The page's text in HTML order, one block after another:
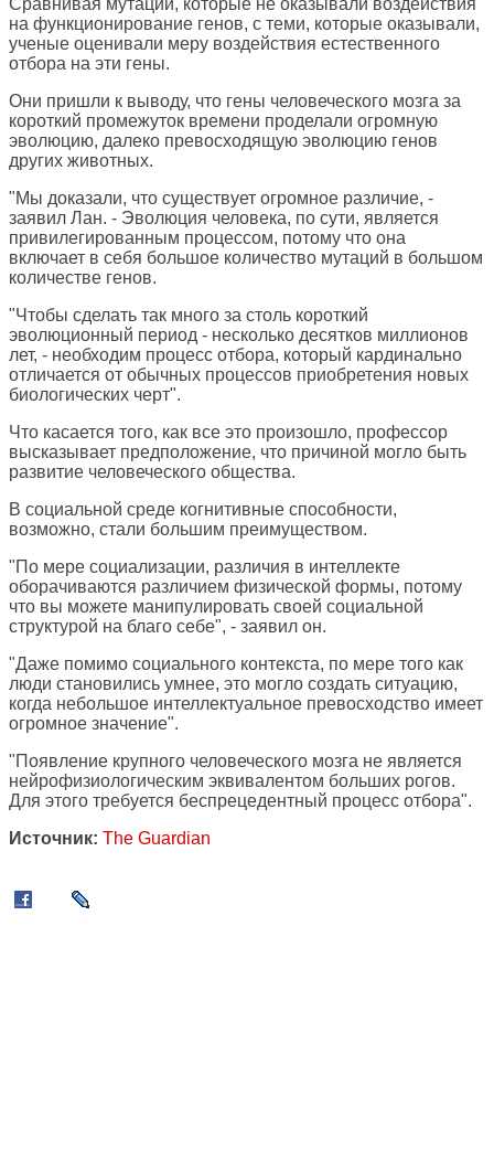
Сравнивая мутации, которые не оказывали воздействия
на функционирование генов, с теми, которые оказывали,
ученые оценивали меру воздействия естественного
отбора на эти гены.
Они пришли к выводу, что гены человеческого мозга за
короткий промежуток времени проделали огромную
эволюцию, далеко превосходящую эволюцию генов
других животных.
"Мы доказали, что существует огромное различие, -
заявил Лан. - Эволюция человека, по сути, является
привилегированным процессом, потому что она
включает в себя большое количество мутаций в большом
количестве генов.
"Чтобы сделать так много за столь короткий
эволюционный период - несколько десятков миллионов
лет, - необходим процесс отбора, который кардинально
отличается от обычных процессов приобретения новых
биологических черт".
Что касается того, как все это произошло, профессор
высказывает предположение, что причиной могло быть
развитие человеческого общества.
В социальной среде когнитивные способности,
возможно, стали большим преимуществом.
"По мере социализации, различия в интеллекте
оборачиваются различием физической формы, потому
что вы можете манипулировать своей социальной
структурой на благо себе", - заявил он.
"Даже помимо социального контекста, по мере того как
люди становились умнее, это могло создать ситуацию,
когда небольшое интеллектуальное превосходство имеет
огромное значение".
"Появление крупного человеческого мозга не является
нейрофизиологическим эквивалентом больших рогов.
Для этого требуется беспрецедентный процесс отбора".
Источник: The Guardian